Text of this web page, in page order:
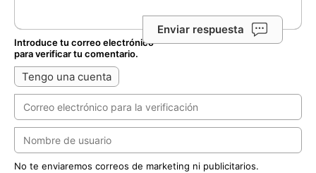
Enviar respuesta
Introduce tu correo electrónico
para verificar tu comentario.
Tengo una cuenta
No te enviaremos correos de marketing ni publicitarios.